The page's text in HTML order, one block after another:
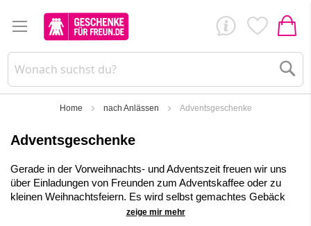
Home nach Anlässen Adventsgeschenke
Adventsgeschenke
Gerade in der Vorweihnachts- und Adventszeit freuen wir uns
über Einladungen von Freunden zum Adventskaffee oder zu
kleinen Weihnachtsfeiern. Es wird selbst gemachtes Gebäck
gereicht, leckerer Tee- und Glühweinduft liegt in der Luft und
zeige mir mehr